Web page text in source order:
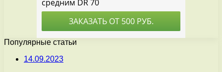
Популярные статьи
14.09.2023